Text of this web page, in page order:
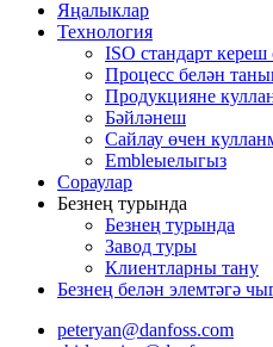
Яңалыклар
Технология
ISO стандарт кереш
Процесс белән
Продукцияне
Бәйләнеш
Сайлау өчен
Embleыелыгыз
Сораулар
Безнең турында
Безнең турында
Завод туры
Клиентларны тану
Безнең белән элемтәгә
peteryan@danfoss.com